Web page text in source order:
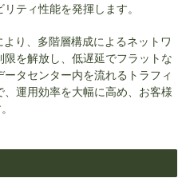
ティ性能を発揮します。
り、多階層構成によるネットワ
を解放し、低遅延でフラットな
タセンター内を流れるトラフィ
運用効率を大幅に高め、お客様